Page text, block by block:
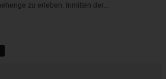
zu erleben. Inmitten der...